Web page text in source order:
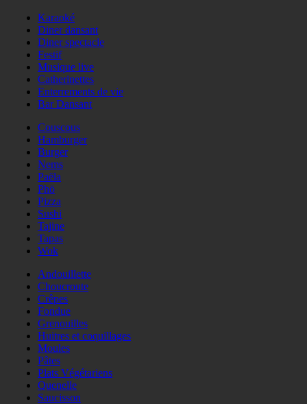
Karaoké
Diner dansant
Diner spectacle
Festif
Musique live
Catherinettes
Enterrements de vie
Bar Dansant
Couscous
Hamburger
Burger
Nems
Paëla
Phö
Pizza
Sushi
Tajine
Tapas
Wok
Andouillette
Choucroute
Crêpes
Fondue
Grenouilles
Huitres et coquillages
Moules
Pâtes
Plats Végétariens
Quenelle
Saucisson